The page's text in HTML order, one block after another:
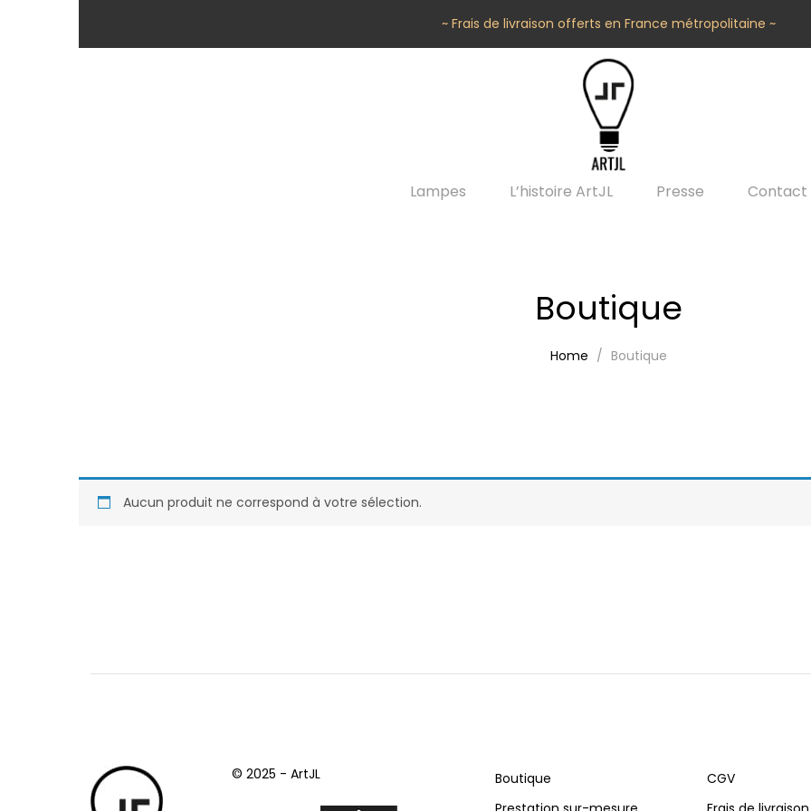
~ Frais de livraison offerts en France métropolitaine ~
Lampes L’histoire ArtJL Presse Contact
Boutique
Home Boutique
Aucun produit ne correspond à votre sélection.
© 2025 - ArtJL
Boutique
CGV